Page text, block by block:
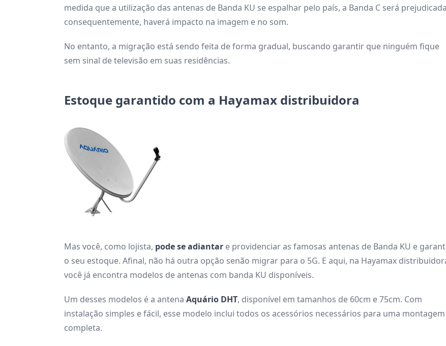
medida que a utilização das antenas de Banda KU se espalhar pelo país, a Banda C será
consequentemente, haverá impacto na imagem e no som.
No entanto, a migração está sendo feita de forma gradual, buscando garantir que ninguém fique
sem sinal de televisão em suas residências.
Estoque garantido com a Hayamax distribuidora
Mas você, como lojista, pode se adiantar e providenciar as famosas antenas de Banda KU e
o seu estoque. Afinal, não há outra opção senão migrar para o 5G. E aqui, na Hayamax
você já encontra modelos de antenas com banda KU disponíveis.
Um desses modelos é a antena Aquário DHT, disponível em tamanhos de 60cm e 75cm. Com
instalação simples e fácil, esse modelo inclui todos os acessórios necessários para uma montagem
completa.